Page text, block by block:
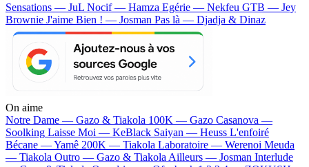
Sensations — JuL Nocif — Hamza Egérie — Nekfeu GTB — Jey
Brownie J'aime Bien ! — Josman Pas là — Djadja & Dinaz
On aime
Notre Dame — Gazo & Tiakola 100K — Gazo Casanova —
Soolking Laisse Moi — KeBlack Saiyan — Heuss L'enfoiré
Bécane —Yamê 200K — Tiakola Laboratoire — Werenoi Meuda
— Tiakola Outro — Gazo & Tiakola Ailleurs — Josman Interlude